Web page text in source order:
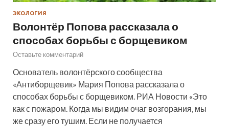
ЭКОЛОГИЯ
Волонтёр Попова рассказала о
способах борьбы с борщевиком
Оставьте комментарий
Основатель волонтёрского сообщества
«Антиборщевик» Мария Попова рассказала о
способах борьбы с борщевиком. РИА Новости «Это
как с пожаром. Когда мы видим очаг возгорания, мы
же сразу его тушим. Если не получается